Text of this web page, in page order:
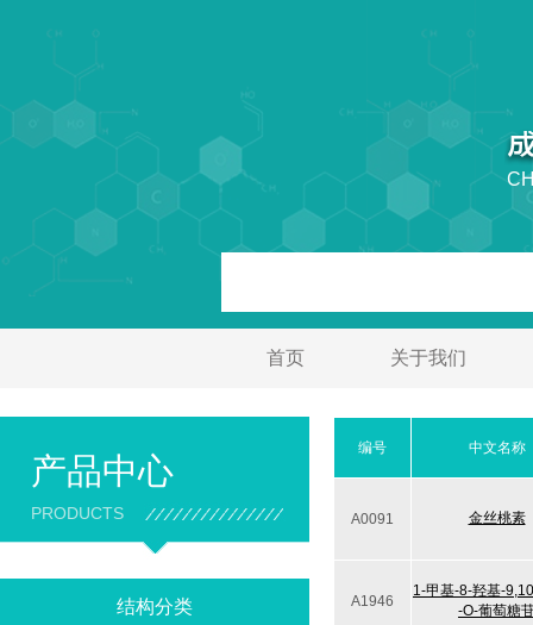
首页 关于我们
产品中心
PRODUCTS
结构分类
编号 中文名称
A0091 金丝桃素
A1946
1-甲基-8-羟基-
-O-葡萄糖